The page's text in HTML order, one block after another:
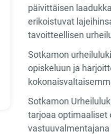
päivittäisen
erikoistuvat
tavoitteellisen
Sotkamon
opiskeluun ja
Sotkamon
tarjoaa optimaaliset